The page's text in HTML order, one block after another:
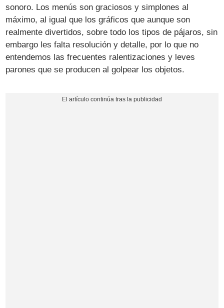
sonoro. Los menús son graciosos y simplones al
máximo, al igual que los gráficos que aunque son
realmente divertidos, sobre todo los tipos de pájaros, sin
embargo les falta resolución y detalle, por lo que no
entendemos las frecuentes ralentizaciones y leves
parones que se producen al golpear los objetos.